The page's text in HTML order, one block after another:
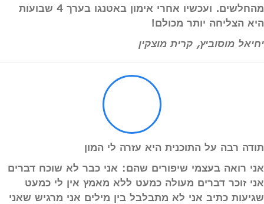
מהחלשים. ועכשיו אחרי אימון באטנגו בערך 4 שבועות
היא הצליחה יותר מכולם!
יחיאל מוסוביץ, קרית מוצקין
תודה רבה על התוכנית היא עזרה לי המון
אני רואה בעצמי שיפורים שהם: אני כבר לא שוכח דברים
אני זוכר דברים מעולה כמעט ללא מאמץ אין לי כמעט
שגיעות כתיב אני לא מתבלבל בין מילים אני מרגיש שאני